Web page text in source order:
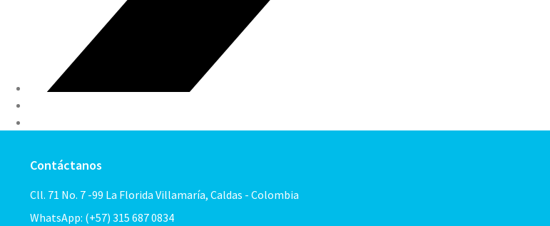
Contáctanos
Cll. 71 No. 7 -99 La Florida Villamaría, Caldas - Colombia
WhatsApp: (+57) 315 687 0834